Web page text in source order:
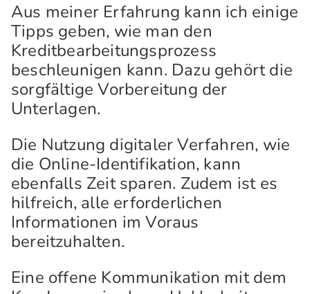
Aus meiner Erfahrung kann ich einige
Tipps geben, wie man den
Kreditbearbeitungsprozess
beschleunigen kann. Dazu gehört die
sorgfältige Vorbereitung der
Unterlagen.
Die Nutzung digitaler Verfahren, wie
die Online-Identifikation, kann
ebenfalls Zeit sparen. Zudem ist es
hilfreich, alle erforderlichen
Informationen im Voraus
bereitzuhalten.
Eine offene Kommunikation mit dem